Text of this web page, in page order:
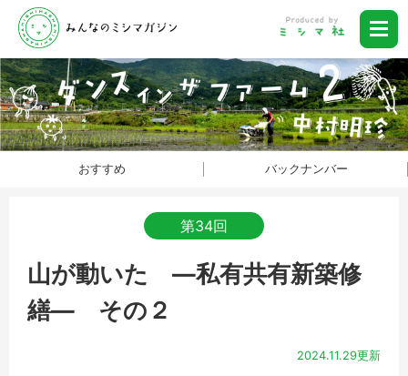
おすすめ バックナンバー
第34回
山が動いた ―私有共有新築修
繕― その２
2024.11.29更新